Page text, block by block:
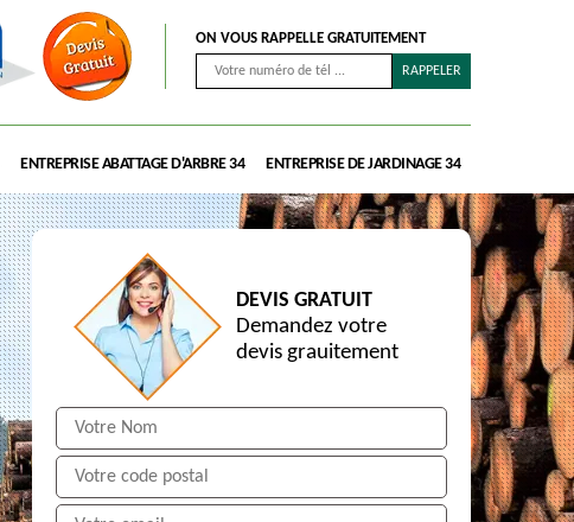
ON VOUS RAPPELLE GRATUITEMENT
ENTREPRISE ABATTAGE D'ARBRE 34 ENTREPRISE DE JARDINAGE 34
DEVIS GRATUIT
Demandez votre
devis grauitement